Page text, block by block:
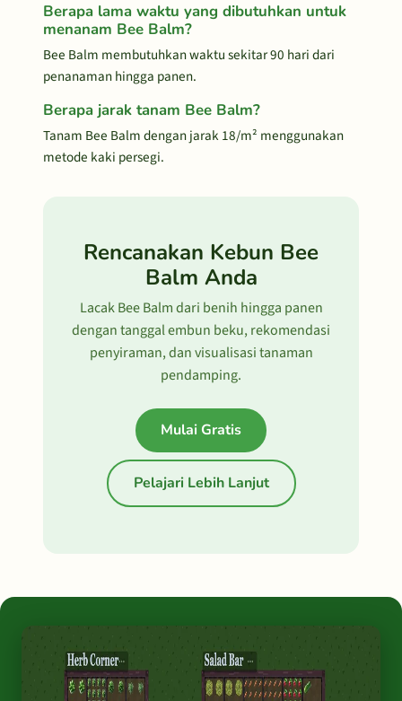
Berapa lama waktu yang dibutuhkan untuk
menanam Bee Balm?
Bee Balm membutuhkan waktu sekitar 90 hari dari
penanaman hingga panen.
Berapa jarak tanam Bee Balm?
Tanam Bee Balm dengan jarak 18/m² menggunakan
metode kaki persegi.
Rencanakan Kebun Bee
Balm Anda
Lacak Bee Balm dari benih hingga panen
dengan tanggal embun beku, rekomendasi
penyiraman, dan visualisasi tanaman
pendamping.
Mulai Gratis
Pelajari Lebih Lanjut